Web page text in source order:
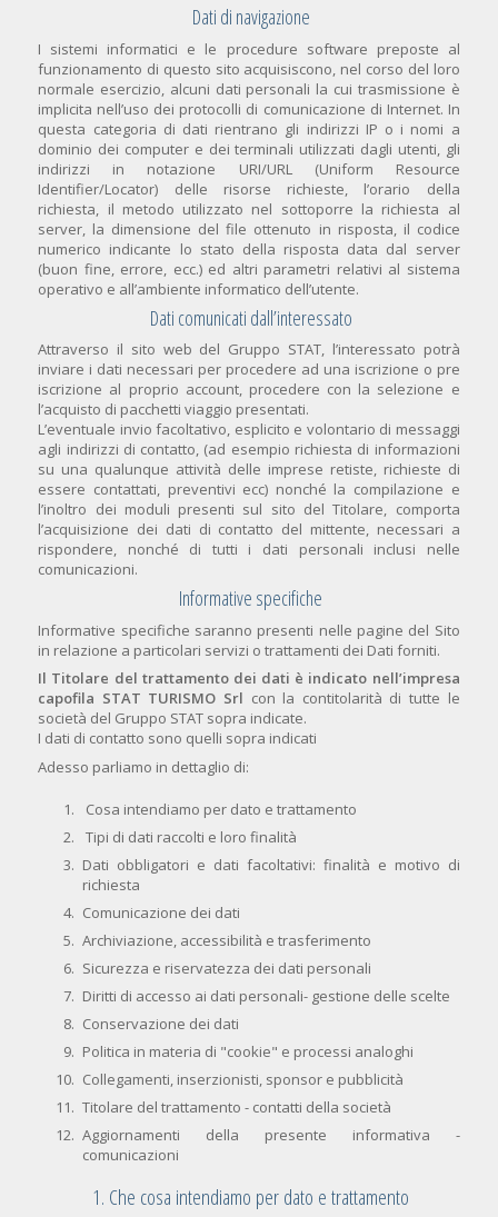
Dati di navigazione
I sistemi informatici e le procedure software preposte al
funzionamento di questo sito acquisiscono, nel corso del loro
normale esercizio, alcuni dati personali la cui trasmissione è
implicita nell’uso dei protocolli di comunicazione di Internet. In
questa categoria di dati rientrano gli indirizzi IP o i nomi a
dominio dei computer e dei terminali utilizzati dagli utenti, gli
indirizzi in notazione URI/URL (Uniform Resource
Identifier/Locator) delle risorse richieste, l’orario della
richiesta, il metodo utilizzato nel sottoporre la richiesta al
server, la dimensione del file ottenuto in risposta, il codice
numerico indicante lo stato della risposta data dal server
(buon fine, errore, ecc.) ed altri parametri relativi al sistema
operativo e all’ambiente informatico dell’utente.
Dati comunicati dall’interessato
Attraverso il sito web del Gruppo STAT, l’interessato potrà
inviare i dati necessari per procedere ad una iscrizione o pre
iscrizione al proprio account, procedere con la selezione e
l’acquisto di pacchetti viaggio presentati.
L’eventuale invio facoltativo, esplicito e volontario di messaggi
agli indirizzi di contatto, (ad esempio richiesta di informazioni
su una qualunque attività delle imprese retiste, richieste di
essere contattati, preventivi ecc) nonché la compilazione e
l’inoltro dei moduli presenti sul sito del Titolare, comporta
l’acquisizione dei dati di contatto del mittente, necessari a
rispondere, nonché di tutti i dati personali inclusi nelle
comunicazioni.
Informative specifiche
Informative specifiche saranno presenti nelle pagine del Sito
in relazione a particolari servizi o trattamenti dei Dati forniti.
Il Titolare del trattamento dei dati è indicato nell’impresa
capofila STAT TURISMO Srl con la contitolarità di tutte le
società del Gruppo STAT sopra indicate.
I dati di contatto sono quelli sopra indicati
Adesso parliamo in dettaglio di:
Cosa intendiamo per dato e trattamento
Tipi di dati raccolti e loro finalità
Dati obbligatori e dati facoltativi: finalità e motivo di
richiesta
Comunicazione dei dati
Archiviazione, accessibilità e trasferimento
Sicurezza e riservatezza dei dati personali
Diritti di accesso ai dati personali- gestione delle scelte
Conservazione dei dati
Politica in materia di "cookie" e processi analoghi
Collegamenti, inserzionisti, sponsor e pubblicità
Titolare del trattamento - contatti della società
Aggiornamenti della presente informativa -
comunicazioni
1. Che cosa intendiamo per dato e trattamento